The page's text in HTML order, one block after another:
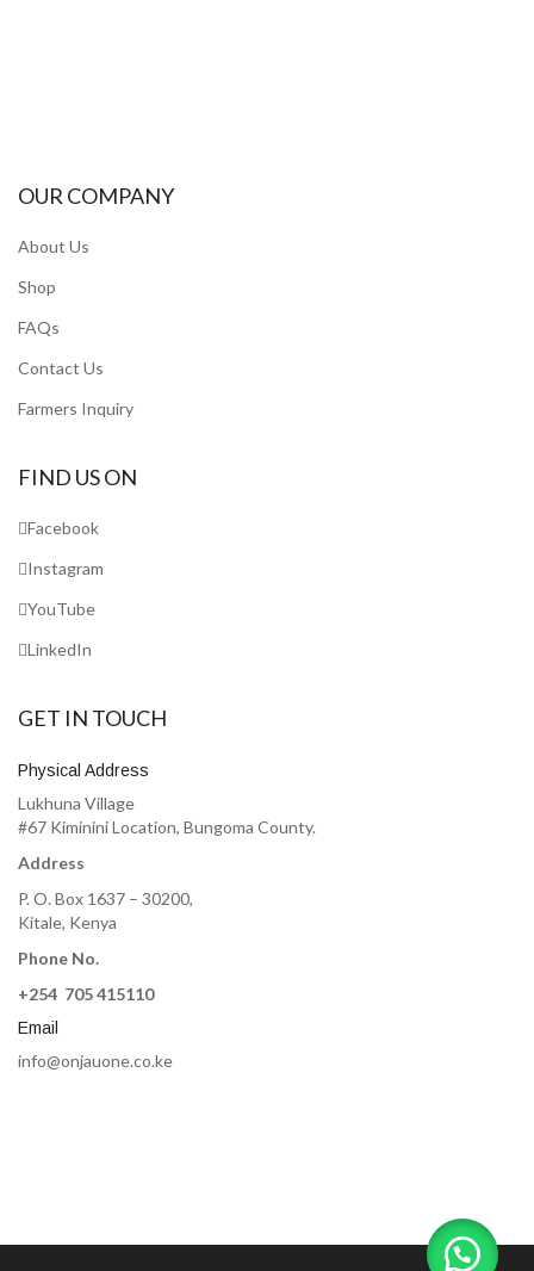
OUR COMPANY
About Us
Shop
FAQs
Contact Us
Farmers Inquiry
FIND US ON
Facebook
Instagram
YouTube
LinkedIn
GET IN TOUCH
Physical Address
Lukhuna Village
#67 Kiminini Location, Bungoma County.
Address
P. O. Box 1637 – 30200,
Kitale, Kenya
Phone No.
+254 705 415110
Email
info@onjauone.co.ke